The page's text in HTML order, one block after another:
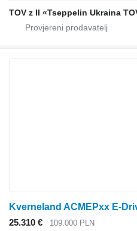
TOV z II «Tseppelin Ukraina
Kverneland ACMEPxx E-
25.310 €
109.000 PLN